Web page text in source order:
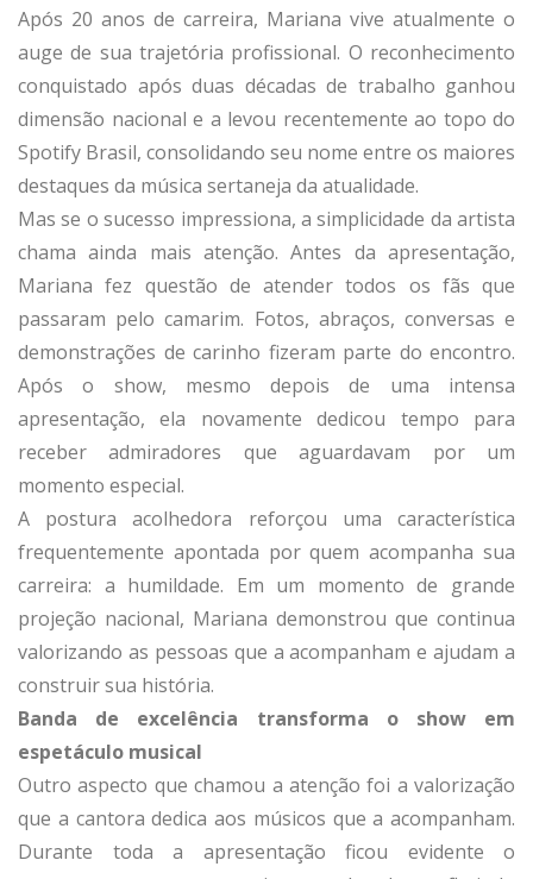
Após 20 anos de carreira, Mariana vive atualmente o
auge de sua trajetória profissional. O reconhecimento
conquistado após duas décadas de trabalho ganhou
dimensão nacional e a levou recentemente ao topo do
Spotify Brasil, consolidando seu nome entre os maiores
destaques da música sertaneja da atualidade.
Mas se o sucesso impressiona, a simplicidade da artista
chama ainda mais atenção. Antes da apresentação,
Mariana fez questão de atender todos os fãs que
passaram pelo camarim. Fotos, abraços, conversas e
demonstrações de carinho fizeram parte do encontro.
Após o show, mesmo depois de uma intensa
apresentação, ela novamente dedicou tempo para
receber admiradores que aguardavam por um
momento especial.
A postura acolhedora reforçou uma característica
frequentemente apontada por quem acompanha sua
carreira: a humildade. Em um momento de grande
projeção nacional, Mariana demonstrou que continua
valorizando as pessoas que a acompanham e ajudam a
construir sua história.
Banda de excelência transforma o show em
espetáculo musical
Outro aspecto que chamou a atenção foi a valorização
que a cantora dedica aos músicos que a acompanham.
Durante toda a apresentação ficou evidente o